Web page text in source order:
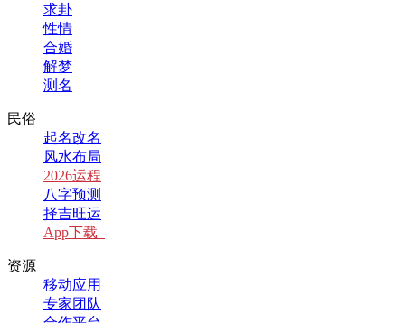
求卦
性情
合婚
解梦
测名
民俗
起名改名
风水布局
2026运程
八字预测
择吉旺运
App下载
资源
移动应用
专家团队